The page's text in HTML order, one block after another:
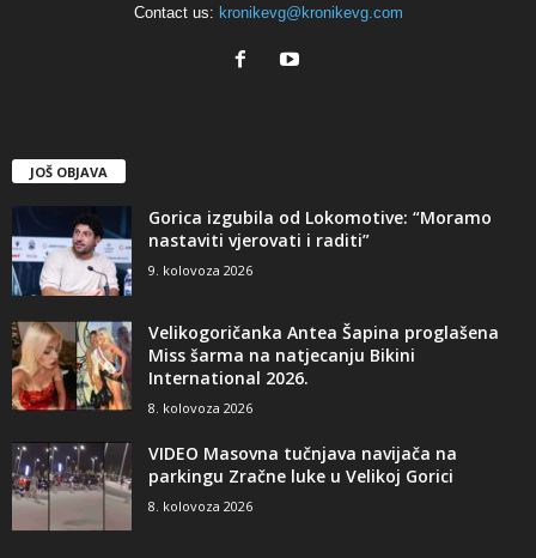
Contact us: kronikevg@kronikevg.com
JOŠ OBJAVA
Gorica izgubila od Lokomotive: “Moramo
nastaviti vjerovati i raditi”
9. kolovoza 2026
Velikogoričanka Antea Šapina proglašena
Miss šarma na natjecanju Bikini
International 2026.
8. kolovoza 2026
VIDEO Masovna tučnjava navijača na
parkingu Zračne luke u Velikoj Gorici
8. kolovoza 2026